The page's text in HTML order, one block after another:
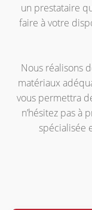
un prestataire
faire à votre
Nous réalisons
matériaux
vous permettra
n’hésitez pas à
spécialisée